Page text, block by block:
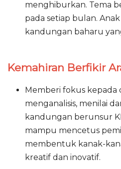
menghiburkan. Tema
pada setiap bulan.
kandungan baharu
Kemahiran Berfikir
Memberi fokus kepada
menganalisis, menilai
kandungan berunsur
mampu mencetus
membentuk kanak-
kreatif dan inovatif.